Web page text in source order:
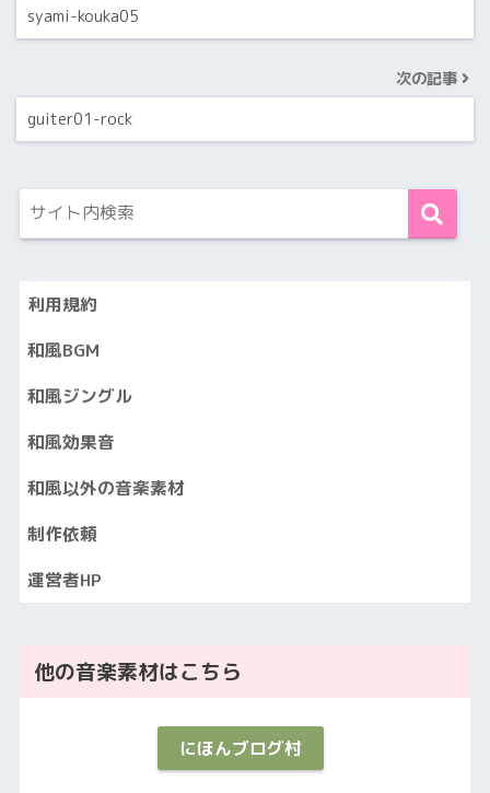
syami-kouka05
次の記事
guiter01-rock
利用規約
和風BGM
和風ジングル
和風効果音
和風以外の音楽素材
制作依頼
運営者HP
他の音楽素材はこちら
にほんブログ村